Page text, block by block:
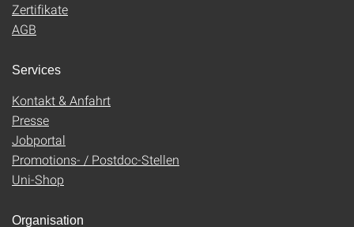
Zertifikate
AGB
Services
Kontakt & Anfahrt
Presse
Jobportal
Promotions- / Postdoc-Stellen
Uni-Shop
Organisation